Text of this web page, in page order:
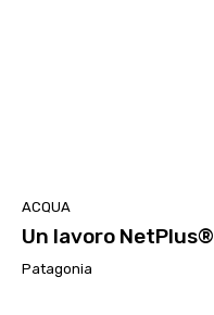
ACQUA
Un lavoro
Patagonia